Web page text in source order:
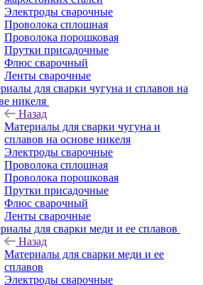
Электроды сварочные
Проволока сплошная
Проволока порошковая
Прутки присадочные
Флюс сварочный
Ленты сварочные
для сварки чугуна и сплавов на
никеля
Назад
Материалы для сварки чугуна и
сплавов на основе никеля
Электроды сварочные
Проволока сплошная
Проволока порошковая
Прутки присадочные
Флюс сварочный
Ленты сварочные
для сварки меди и ее сплавов
Назад
Материалы для сварки меди и ее
сплавов
Электроды сварочные